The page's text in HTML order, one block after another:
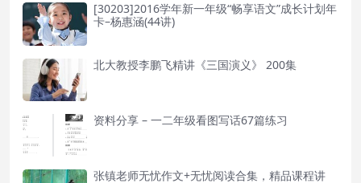
[30203]2016学年新一年级“畅享语文”成长计划年
卡–杨惠涵(44讲)
北大教授李鹏飞精讲《三国演义》 200集
资料分享 – 一二年级看图写话67篇练习
张镇老师无忧作文+无忧阅读合集，精品课程讲